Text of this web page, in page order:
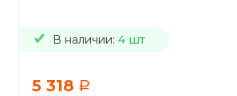
В наличии: 4 шт
5 318 a